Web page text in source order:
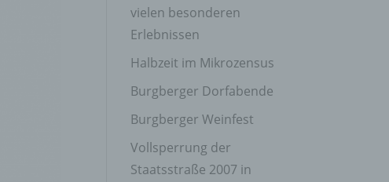
vielen besonderen
Erlebnissen
Halbzeit im Mikrozensus
Burgberger Dorfabende
Burgberger Weinfest
Vollsperrung der
Staatsstraße 2007 in